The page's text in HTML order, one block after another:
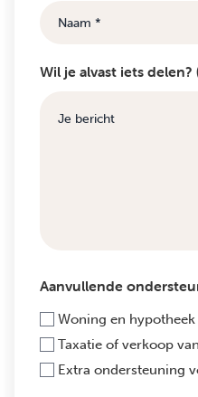
Wil je alvast iets
Aanvullende
Woning en hypotheek
Taxatie of verkoop
Extra ondersteuning